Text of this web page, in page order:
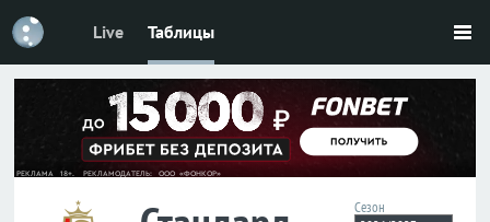
Футбол
Премьер-
лига
лига
Live Таблицы
Сезон
Футбол
Премьер-
лига
лига